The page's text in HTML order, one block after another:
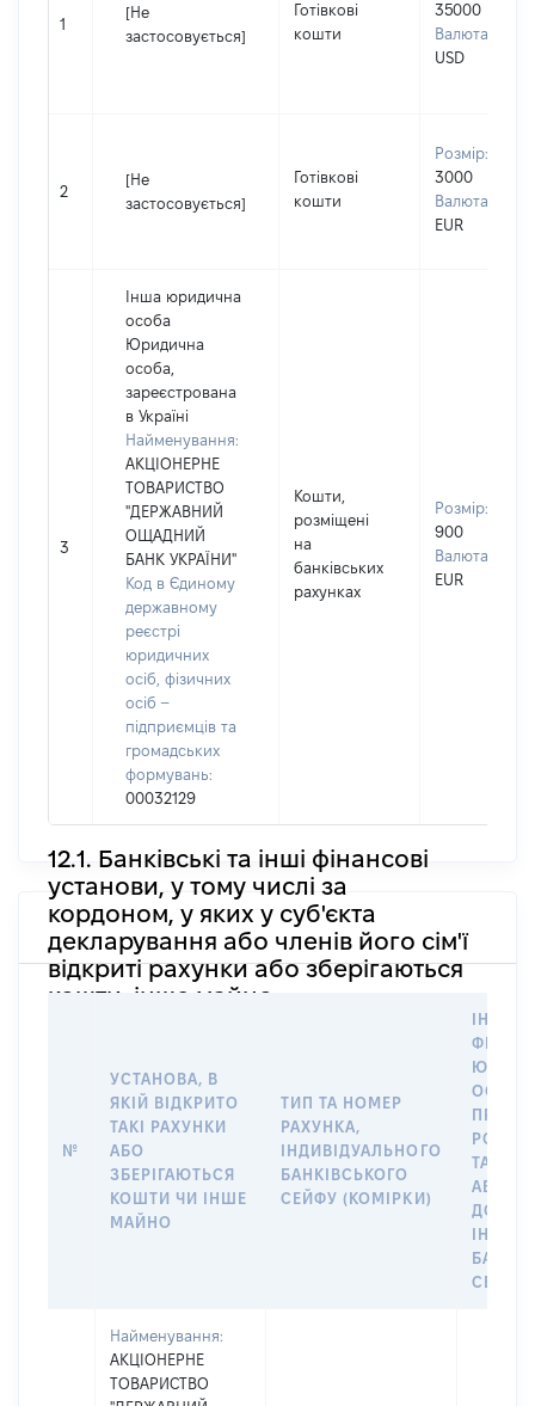
1
[Не
застосовується]
Готівкові
кошти
35000
Валюта:
USD
2
[Не
застосовується]
Готівкові
кошти
Розмір:
3000
Валюта:
EUR
3
Інша юридична
особа
Юридична
особа,
зареєстрована
в Україні
Найменування:
АКЦІОНЕРНЕ
ТОВАРИСТВО
"ДЕРЖАВНИЙ
ОЩАДНИЙ
БАНК УКРАЇНИ"
Код в Єдиному
державному
реєстрі
юридичних
осіб, фізичних
осіб –
підприємців та
громадських
формувань:
00032129
Кошти,
розміщені
на
банківських
рахунках
Розмір:
900
Валюта:
EUR
12.1. Банківські та інші фінансові
установи, у тому числі за
кордоном, у яких у суб'єкта
декларування або членів його сім'ї
відкриті рахунки або зберігаються
кошти, інше майно
№
УСТАНОВА, В
ЯКІЙ ВІДКРИТО
ТАКІ РАХУНКИ
АБО
ЗБЕРІГАЮТЬСЯ
КОШТИ ЧИ ІНШЕ
МАЙНО
ТИП ТА НОМЕР
РАХУНКА,
ІНДИВІДУАЛЬНОГО
БАНКІВСЬКОГО
СЕЙФУ (КОМІРКИ)
ПРАВО
ТАКИМ
АБО
ДО
СЕЙФУ
Найменування:
АКЦІОНЕРНЕ
ТОВАРИСТВО